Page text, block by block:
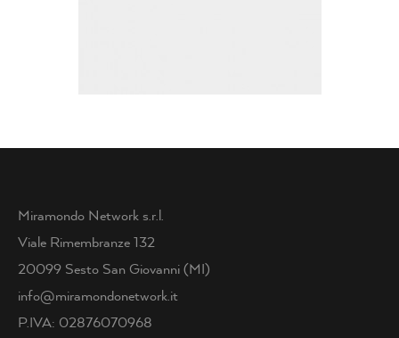
Miramondo Network s.r.l.
Viale Rimembranze 132
20099 Sesto San Giovanni (MI)
info@miramondonetwork.it
P.IVA: 02876070968